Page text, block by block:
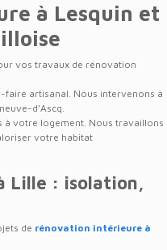
à Lesquin et
vos travaux de rénovation
artisanal. Nous intervenons à
d’Ascq.
à votre logement. Nous travaillons
votre habitat
Lille : isolation,
de rénovation intérieure à